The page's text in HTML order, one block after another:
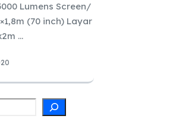
Lumens Screen/
(70 inch) Layar
...